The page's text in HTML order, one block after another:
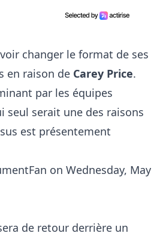
changer le format de ses
en raison de Carey Price.
par les équipes
seul serait une des raisons
est présentement
on Wednesday, May
de retour derrière un